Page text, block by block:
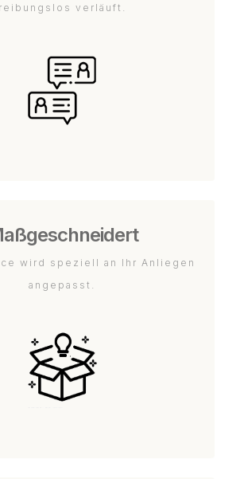
reibungslos verläuft.
wird speziell an Ihr Anliegen
angepasst.